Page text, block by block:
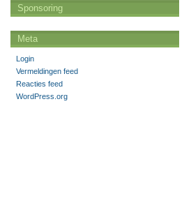
Sponsoring
Meta
Login
Vermeldingen feed
Reacties feed
WordPress.org